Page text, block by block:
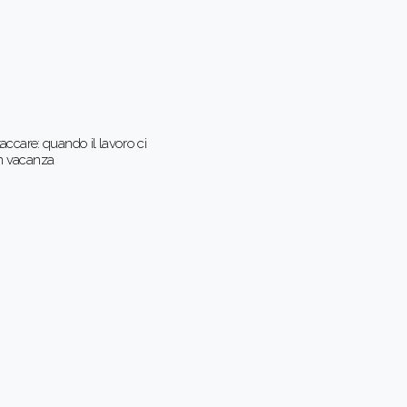
quando il lavoro ci
vacanza